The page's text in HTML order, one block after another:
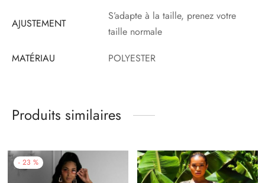
AJUSTEMENT
S’adapte à la taille, prenez votre
taille normale
MATÉRIAU
POLYESTER
Produits similaires
- 23 %